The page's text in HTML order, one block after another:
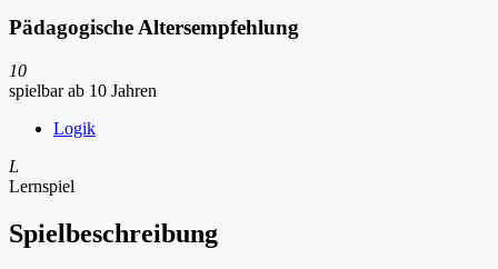
Pädagogische Altersempfehlung
10
spielbar ab 10 Jahren
Logik
L
Lernspiel
Spielbeschreibung